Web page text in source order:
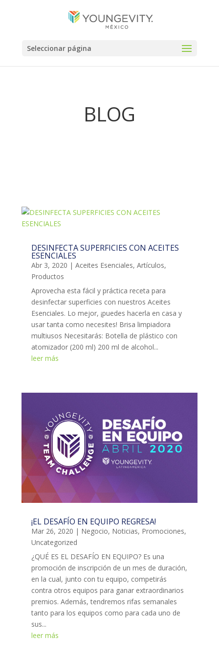
Seleccionar página
BLOG
DESINFECTA SUPERFICIES CON ACEITES
ESENCIALES
Abr 3, 2020 | Aceites Esenciales, Artículos,
Productos
Aprovecha esta fácil y práctica receta para
desinfectar superficies con nuestros Aceites
Esenciales. Lo mejor, ¡puedes hacerla en casa y
usar tanta como necesites! Brisa limpiadora
multiusos Necesitarás: Botella de plástico con
atomizador (200 ml) 200 ml de alcohol...
leer más
¡EL DESAFÍO EN EQUIPO REGRESA!
Mar 26, 2020 | Negocio, Noticias, Promociones,
Uncategorized
¿QUÉ ES EL DESAFÍO EN EQUIPO? Es una
promoción de inscripción de un mes de duración,
en la cual, junto con tu equipo, competirás
contra otros equipos para ganar extraordinarios
premios. Además, tendremos rifas semanales
tanto para los equipos como para cada uno de
sus...
leer más